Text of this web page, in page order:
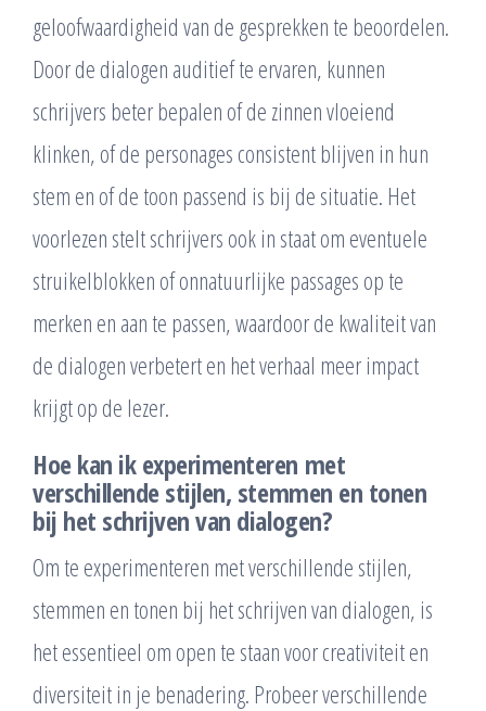
geloofwaardigheid van de gesprekken te beoordelen.
Door de dialogen auditief te ervaren, kunnen
schrijvers beter bepalen of de zinnen vloeiend
klinken, of de personages consistent blijven in hun
stem en of de toon passend is bij de situatie. Het
voorlezen stelt schrijvers ook in staat om eventuele
struikelblokken of onnatuurlijke passages op te
merken en aan te passen, waardoor de kwaliteit van
de dialogen verbetert en het verhaal meer impact
krijgt op de lezer.
Hoe kan ik experimenteren met
verschillende stijlen, stemmen en tonen
bij het schrijven van dialogen?
Om te experimenteren met verschillende stijlen,
stemmen en tonen bij het schrijven van dialogen, is
het essentieel om open te staan voor creativiteit en
diversiteit in je benadering. Probeer verschillende